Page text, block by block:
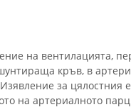
на вентилацията,
кръв, в
за
на артериалното